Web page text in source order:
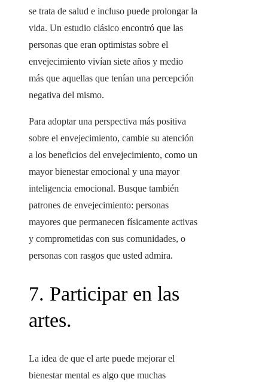
se trata de salud e incluso puede prolongar la
vida. Un estudio clásico encontró que las
personas que eran optimistas sobre el
envejecimiento vivían siete años y medio
más que aquellas que tenían una percepción
negativa del mismo.
Para adoptar una perspectiva más positiva
sobre el envejecimiento, cambie su atención
a los beneficios del envejecimiento, como un
mayor bienestar emocional y una mayor
inteligencia emocional. Busque también
patrones de envejecimiento: personas
mayores que permanecen físicamente activas
y comprometidas con sus comunidades, o
personas con rasgos que usted admira.
7. Participar en las
artes.
La idea de que el arte puede mejorar el
bienestar mental es algo que muchas